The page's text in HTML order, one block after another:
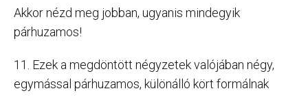
Akkor nézd meg jobban, ugyanis mindegyik
párhuzamos!
11. Ezek a megdöntött négyzetek valójában négy,
egymással párhuzamos, különálló kört formálnak